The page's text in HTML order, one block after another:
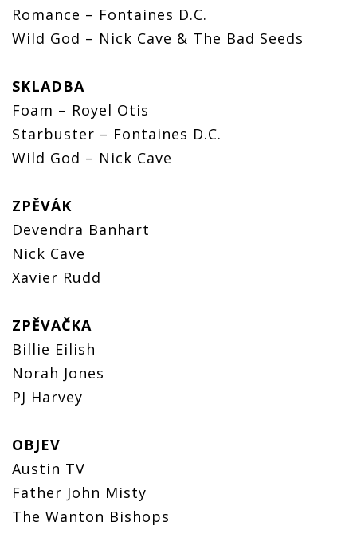
Romance – Fontaines D.C.
Wild God – Nick Cave & The Bad Seeds
SKLADBA
Foam – Royel Otis
Starbuster – Fontaines D.C.
Wild God – Nick Cave
ZPĚVÁK
Devendra Banhart
Nick Cave
Xavier Rudd
ZPĚVAČKA
Billie Eilish
Norah Jones
PJ Harvey
OBJEV
Austin TV
Father John Misty
The Wanton Bishops